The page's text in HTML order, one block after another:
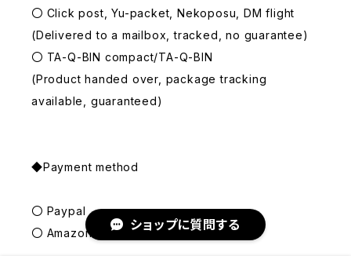
ショップに質問する
〇 Click post, Yu-packet, Nekoposu, DM flight
(Delivered to a mailbox, tracked, no guarantee)
〇 TA-Q-BIN compact/TA-Q-BIN
(Product handed over, package tracking
available, guaranteed)
◆Payment method
〇 Paypal
〇 Amazon Pay